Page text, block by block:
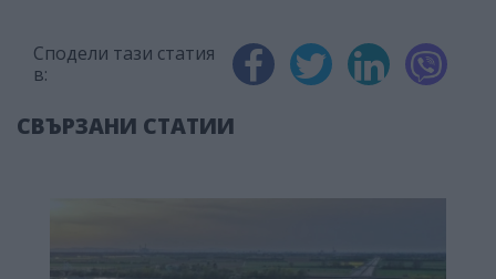
Сподели тази статия
в:
СВЪРЗАНИ СТАТИИ